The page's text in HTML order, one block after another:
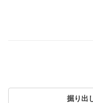
掘り出